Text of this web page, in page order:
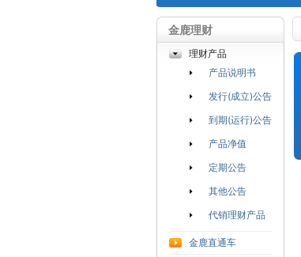
金鹿理财
理财产品
产品说明书
发行(成立)公告
到期(运行)公告
产品净值
定期公告
其他公告
代销理财产品
金鹿直通车